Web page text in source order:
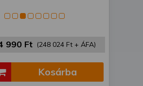
990 Ft (248 024 Ft + ÁFA)
Kosárba
azonosítási információkat
ahhoz, hogy mi
a fent leírtak szerint
a hozzájárulás
vagy elutasítása előtt